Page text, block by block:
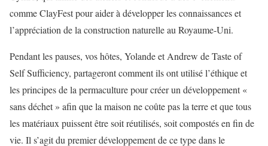
comme ClayFest pour aider à développer les connaissances et
l’appréciation de la construction naturelle au Royaume-Uni.
Pendant les pauses, vos hôtes, Yolande et Andrew de Taste of
Self Sufficiency, partageront comment ils ont utilisé l’éthique et
les principes de la permaculture pour créer un développement «
sans déchet » afin que la maison ne coûte pas la terre et que tous
les matériaux puissent être soit réutilisés, soit compostés en fin de
vie. Il s’agit du premier développement de ce type dans le